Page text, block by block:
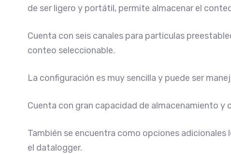
de ser ligero y portátil, permite almacenar el
Cuenta con seis canales para particulas
conteo seleccionable.
La configuración es muy sencilla y puede ser
Cuenta con gran capacidad de almacenamiento
También se encuentra como opciones
el datalogger.